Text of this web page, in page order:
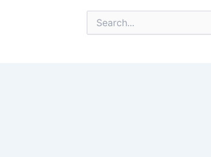
Buscar
por: